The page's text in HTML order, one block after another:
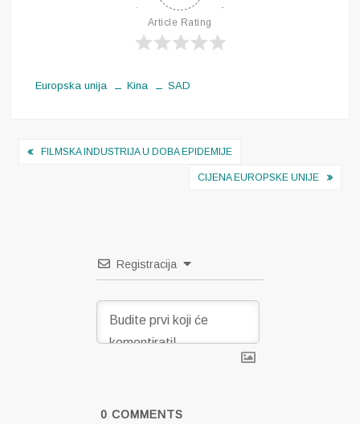
Article Rating
Europska unija Kina SAD
Navigacija
FILMSKA INDUSTRIJA U DOBA EPIDEMIJE
CIJENA EUROPSKE UNIJE
Registracija
0 COMMENTS